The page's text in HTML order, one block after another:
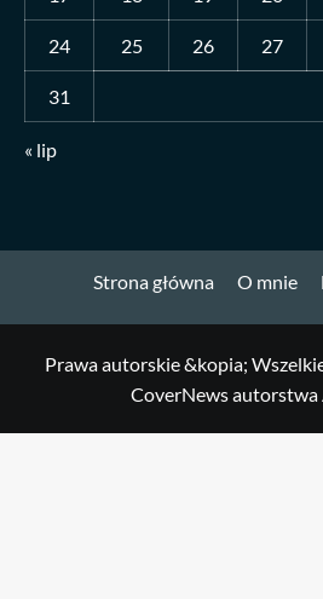
24 25 26 27
31
« lip
Strona główna O mnie
Prawa autorskie &kopia;
CoverNewsautorstwa